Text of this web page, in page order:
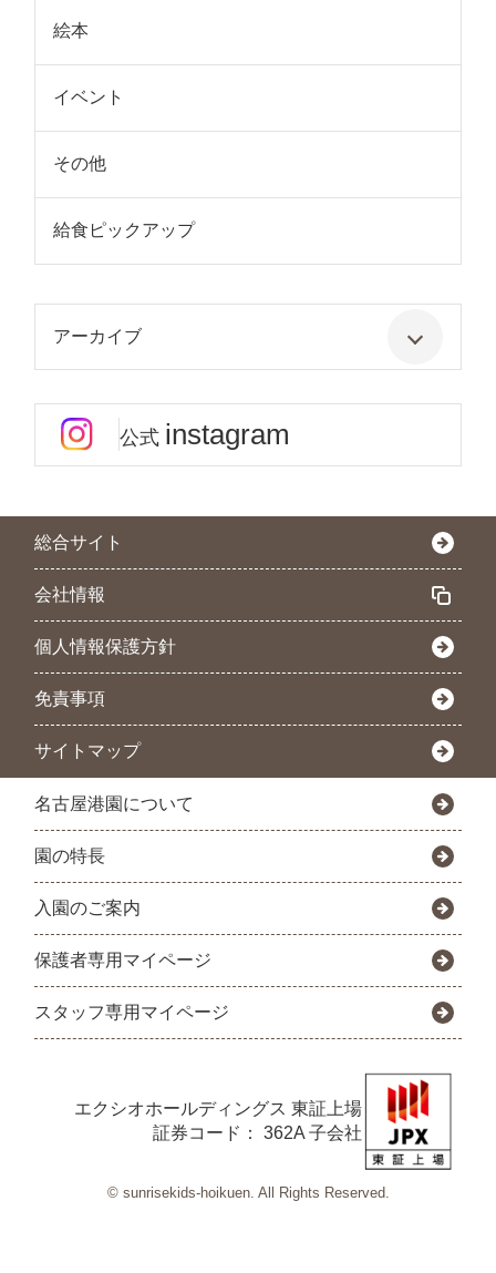
絵本
イベント
その他
給食ピックアップ
アーカイブ
公式 instagram
総合サイト
会社情報
個人情報保護方針
免責事項
サイトマップ
名古屋港園について
園の特長
入園のご案内
保護者専用マイページ
スタッフ専用マイページ
エクシオホールディングス 東証上場
証券コード： 362A 子会社
© sunrisekids-hoikuen. All Rights Reserved.